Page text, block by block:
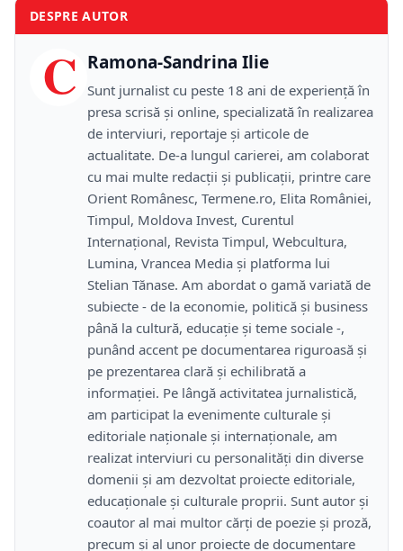
DESPRE AUTOR
C Ramona-Sandrina Ilie
Sunt jurnalist cu peste 18 ani de experiență în
presa scrisă și online, specializată în realizarea
de interviuri, reportaje și articole de
actualitate. De-a lungul carierei, am colaborat
cu mai multe redacții și publicații, printre care
Orient Românesc, Termene.ro, Elita României,
Timpul, Moldova Invest, Curentul
Internațional, Revista Timpul, Webcultura,
Lumina, Vrancea Media și platforma lui
Stelian Tănase. Am abordat o gamă variată de
subiecte - de la economie, politică și business
până la cultură, educație și teme sociale -,
punând accent pe documentarea riguroasă și
pe prezentarea clară și echilibrată a
informației. Pe lângă activitatea jurnalistică,
am participat la evenimente culturale și
editoriale naționale și internaționale, am
realizat interviuri cu personalități din diverse
domenii și am dezvoltat proiecte editoriale,
educaționale și culturale proprii. Sunt autor și
coautor al mai multor cărți de poezie și proză,
precum și al unor proiecte de documentare